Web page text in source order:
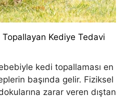
Kediye Tedavi
kedi topallaması en
başında gelir. Fiziksel
zarar veren dıştan